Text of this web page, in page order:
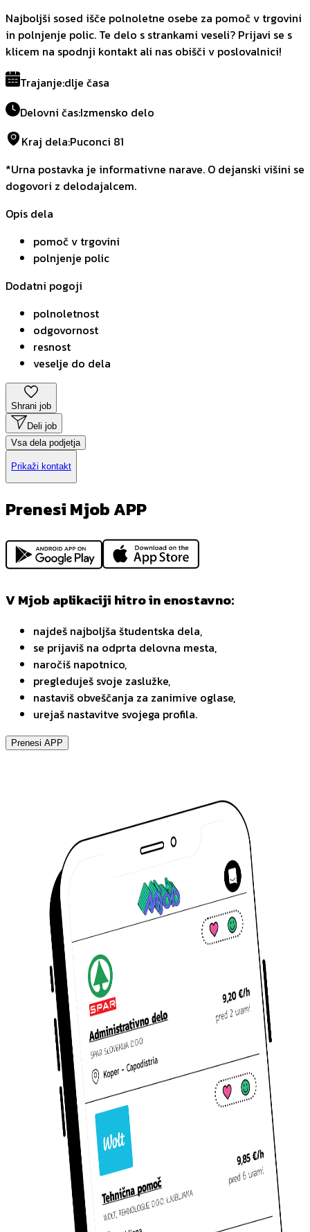
Najboljši sosed išče polnoletne osebe za pomoč v trgovini
in polnjenje polic. Te delo s strankami veseli? Prijavi se s
klicem na spodnji kontakt ali nas obišči v poslovalnici!
Trajanje:dlje časa
Delovni čas:Izmensko delo
Kraj dela:Puconci 81
*Urna postavka je informativne narave. O dejanski višini se
dogovori z delodajalcem.
Opis dela
pomoč v trgovini
polnjenje polic
Dodatni pogoji
polnoletnost
odgovornost
resnost
veselje do dela
Shrani job
Deli job
Vsa dela podjetja
Prikaži kontakt
Prenesi Mjob APP
V Mjob aplikaciji hitro in enostavno:
najdeš najboljša študentska dela,
se prijaviš na odprta delovna mesta,
naročiš napotnico,
pregleduješ svoje zaslužke,
nastaviš obveščanja za zanimive oglase,
urejaš nastavitve svojega profila.
Prenesi APP